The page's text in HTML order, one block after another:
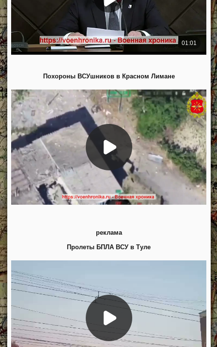
Похороны ВСУшников в Красном Лимане
реклама
Пролеты БПЛА ВСУ в Туле